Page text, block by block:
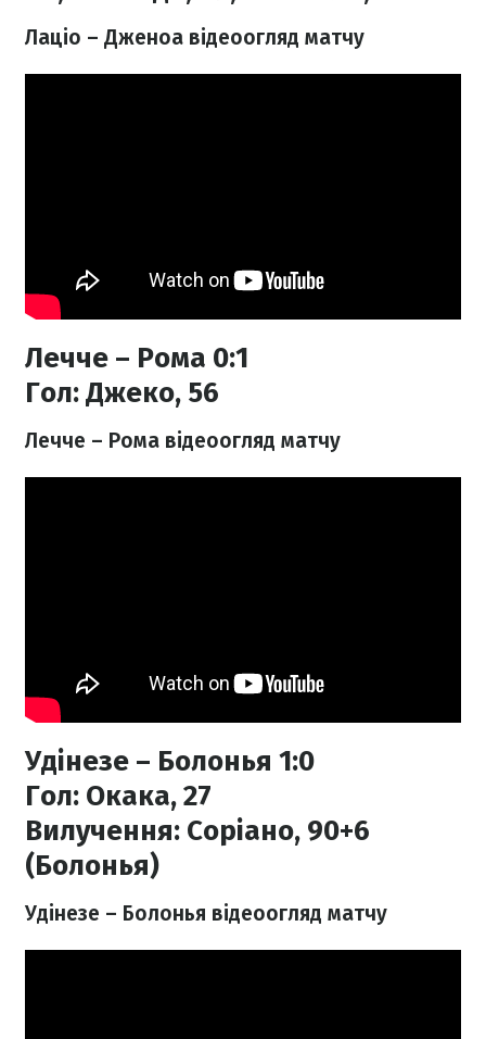
Лаціо – Дженоа відеоогляд матчу
Лечче – Рома 0:1
Гол:Джеко, 56
Лечче – Рома відеоогляд матчу
Удінезе – Болонья 1:0
Гол: Окака, 27
Вилучення: Соріано, 90+6
(Болонья)
Удінезе – Болонья відеоогляд матчу